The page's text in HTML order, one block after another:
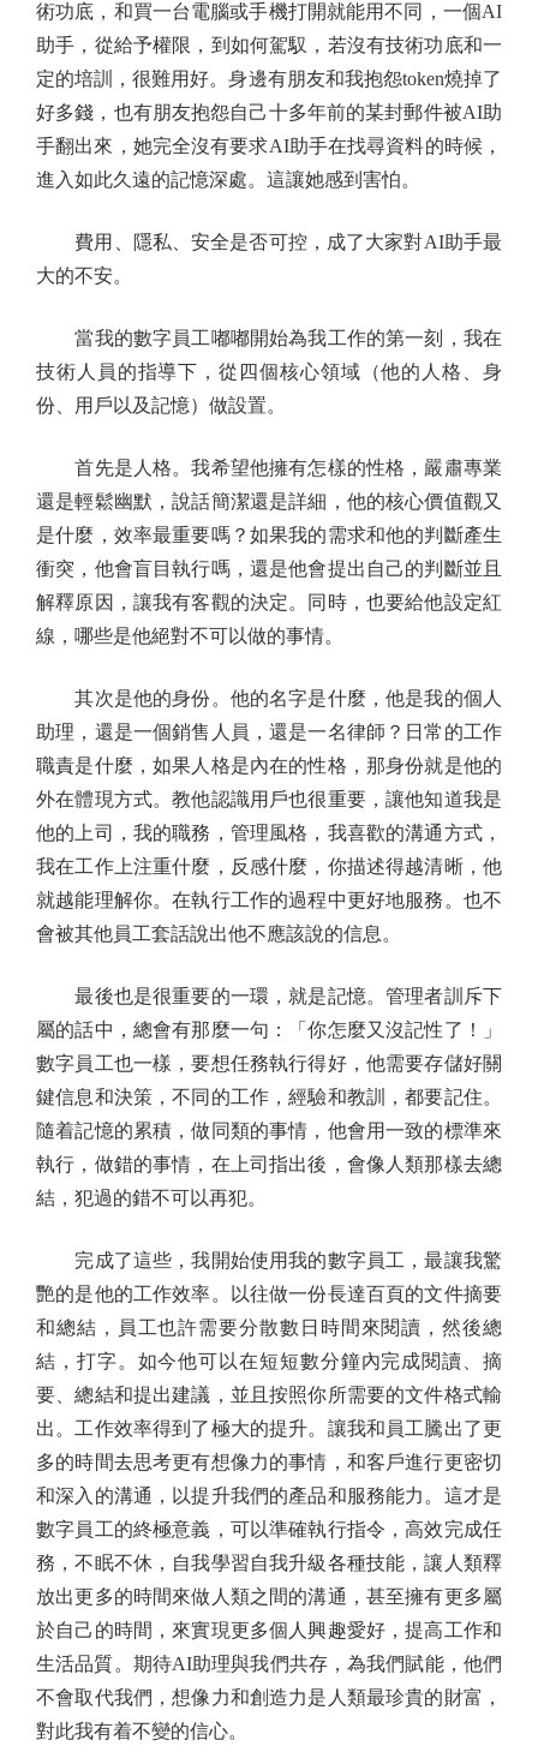
術功底，和買一台電腦或手機打開就能用不同，一個AI
助手，從給予權限，到如何駕馭，若沒有技術功底和一
定的培訓，很難用好。身邊有朋友和我抱怨token燒掉了
好多錢，也有朋友抱怨自己十多年前的某封郵件被AI助
手翻出來，她完全沒有要求AI助手在找尋資料的時候，
進入如此久遠的記憶深處。這讓她感到害怕。
費用、隱私、安全是否可控，成了大家對AI助手最
大的不安。
當我的數字員工嘟嘟開始為我工作的第一刻，我在
技術人員的指導下，從四個核心領域（他的人格、身
份、用戶以及記憶）做設置。
首先是人格。我希望他擁有怎樣的性格，嚴肅專業
還是輕鬆幽默，說話簡潔還是詳細，他的核心價值觀又
是什麼，效率最重要嗎？如果我的需求和他的判斷產生
衝突，他會盲目執行嗎，還是他會提出自己的判斷並且
解釋原因，讓我有客觀的決定。同時，也要給他設定紅
線，哪些是他絕對不可以做的事情。
其次是他的身份。他的名字是什麼，他是我的個人
助理，還是一個銷售人員，還是一名律師？日常的工作
職責是什麼，如果人格是內在的性格，那身份就是他的
外在體現方式。教他認識用戶也很重要，讓他知道我是
他的上司，我的職務，管理風格，我喜歡的溝通方式，
我在工作上注重什麼，反感什麼，你描述得越清晰，他
就越能理解你。在執行工作的過程中更好地服務。也不
會被其他員工套話說出他不應該說的信息。
最後也是很重要的一環，就是記憶。管理者訓斥下
屬的話中，總會有那麼一句：「你怎麼又沒記性了！」
數字員工也一樣，要想任務執行得好，他需要存儲好關
鍵信息和決策，不同的工作，經驗和教訓，都要記住。
隨着記憶的累積，做同類的事情，他會用一致的標準來
執行，做錯的事情，在上司指出後，會像人類那樣去總
結，犯過的錯不可以再犯。
完成了這些，我開始使用我的數字員工，最讓我驚
艷的是他的工作效率。以往做一份長達百頁的文件摘要
和總結，員工也許需要分散數日時間來閱讀，然後總
結，打字。如今他可以在短短數分鐘內完成閱讀、摘
要、總結和提出建議，並且按照你所需要的文件格式輸
出。工作效率得到了極大的提升。讓我和員工騰出了更
多的時間去思考更有想像力的事情，和客戶進行更密切
和深入的溝通，以提升我們的產品和服務能力。這才是
數字員工的終極意義，可以準確執行指令，高效完成任
務，不眠不休，自我學習自我升級各種技能，讓人類釋
放出更多的時間來做人類之間的溝通，甚至擁有更多屬
於自己的時間，來實現更多個人興趣愛好，提高工作和
生活品質。期待AI助理與我們共存，為我們賦能，他們
不會取代我們，想像力和創造力是人類最珍貴的財富，
對此我有着不變的信心。